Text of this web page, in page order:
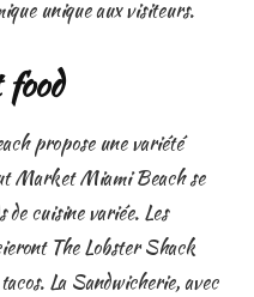
unique aux visiteurs.
propose une variété
Market Miami Beach se
de cuisine variée. Les
The Lobster Shack
La Sandwicherie, avec